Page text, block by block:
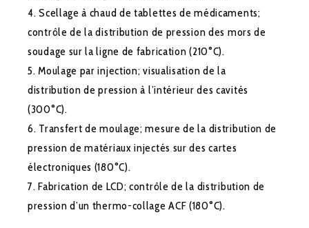
4. Scellage à chaud de tablettes de médicaments;
contrôle de la distribution de pression des mors de
soudage sur la ligne de fabrication (210°C).
5. Moulage par injection; visualisation de la
distribution de pression à l’intérieur des cavités
(300°C).
6. Transfert de moulage; mesure de la distribution de
pression de matériaux injectés sur des cartes
électroniques (180°C).
7. Fabrication de LCD; contrôle de la distribution de
pression d’un thermo-collage ACF (180°C).